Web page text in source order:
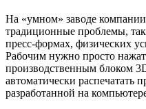
На «умном» заводе
традиционные проблемы,
пресс-формах, физических
Рабочим нужно просто
производственным блоком
автоматически распечатать
разработанной на